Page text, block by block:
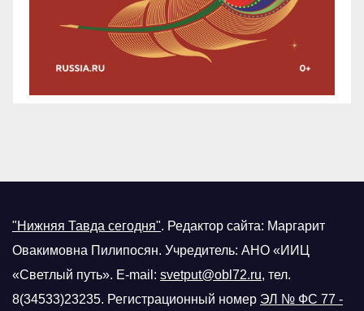
"Нижняя Тавда сегодня". Редактор сайта: Маргарит
Овакимовна Пилипосян. Учредитель: АНО «ИИЦ
«Светлый путь». E-mail: svetput@obl72.ru, тел.
8(34533)23235. Регистрационный номер ЭЛ № ФС 77 -